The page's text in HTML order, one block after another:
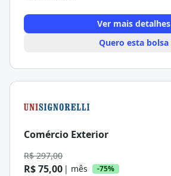
Ver mais detalhes
Quero esta bolsa
Comércio Exterior
R$ 297,00
R$ 75,00 | mês -75%